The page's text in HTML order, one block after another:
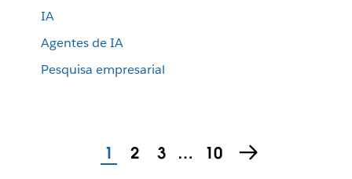
IA
Agentes de IA
Pesquisa empresarial
1 2 3 … 10